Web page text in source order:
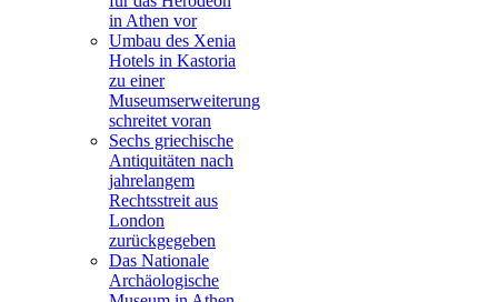
in Athen vor
Umbau des Xenia
Hotels in Kastoria
zu einer
Museumserweiterung
schreitet voran
Sechs griechische
Antiquitäten nach
jahrelangem
Rechtsstreit aus
London
zurückgegeben
Das Nationale
Archäologische